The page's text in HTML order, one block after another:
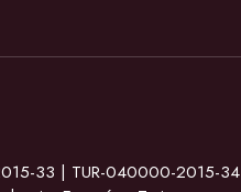
33 | TUR-040000-2015-34